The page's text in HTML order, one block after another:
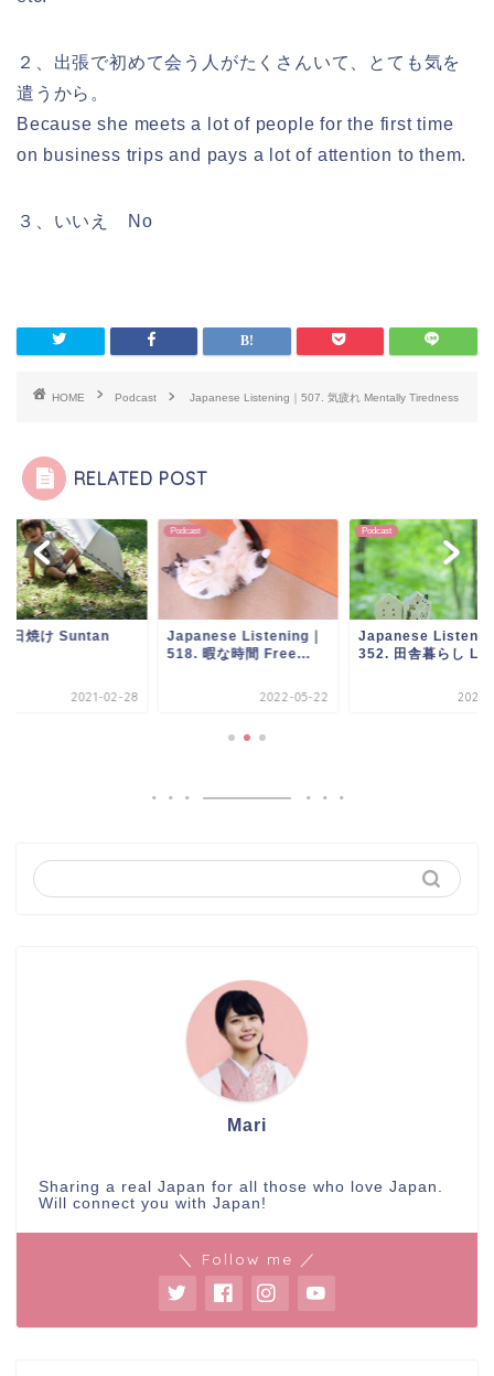
２、出張で初めて会う人がたくさんいて、とても気を
遣うから。
Because she meets a lot of people for the first time
on business trips and pays a lot of attention to them.
３、いいえ No
HOME Podcast Japanese Listening｜507. 気疲れ Mentally Tiredness
RELATED POST
Listening｜
2022-05-22
Podcast
Japanese Listening｜
352. 田舎暮らし Liv...
2021-10-14
Podcast
124. 日焼け Suntan
2021-
Mari
Sharing a real Japan for all those who love Japan.
Will connect you with Japan!
＼ Follow me ／